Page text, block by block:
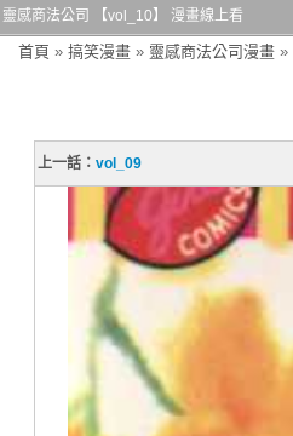
靈感商法公司 【vol_10】 漫畫線上看
首頁 » 搞笑漫畫 » 靈感商法公司漫畫 »
上一話：vol_09